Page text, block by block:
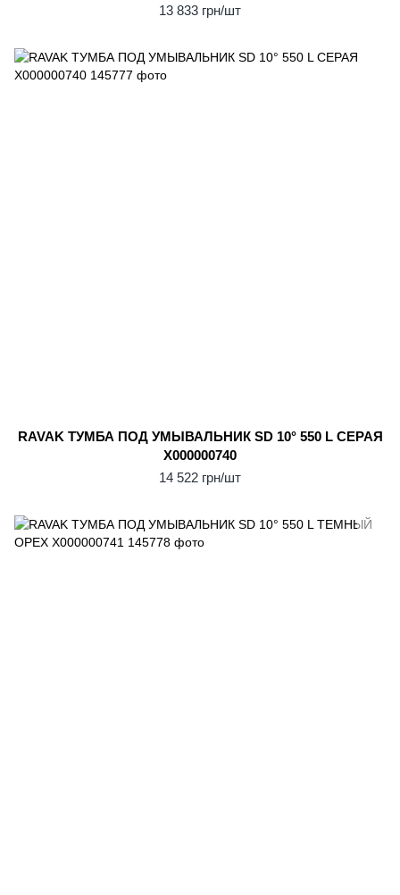
13 833 грн/шт
RAVAK ТУМБА ПОД УМЫВАЛЬНИК SD 10° 550 L СЕРАЯ
X000000740
14 522 грн/шт